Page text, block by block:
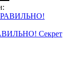
Секрет